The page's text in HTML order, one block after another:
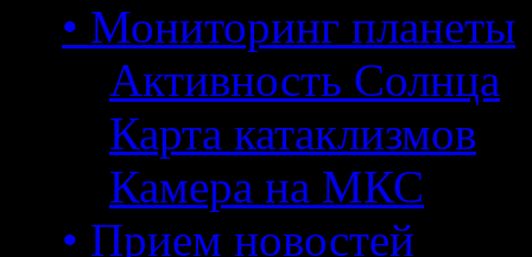
• Мониторинг планеты
Активность Солнца
Карта катаклизмов
Камера на МКС
• Прием новостей